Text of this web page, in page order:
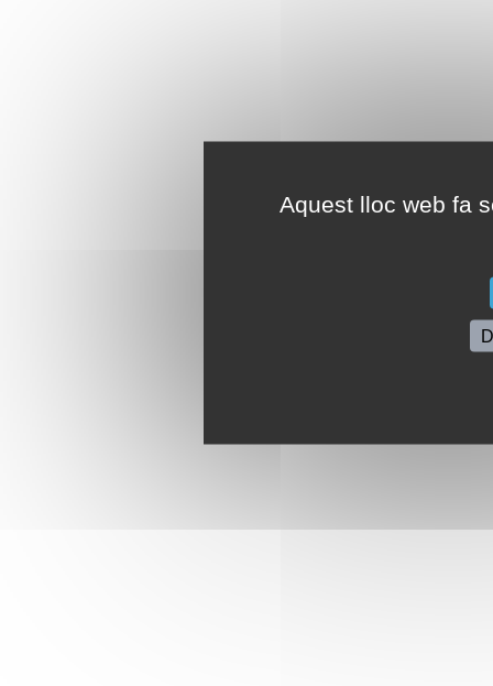
Aquest lloc web fa